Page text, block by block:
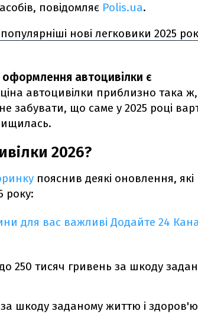
повідомляє Polis.ua.
нові легковики 2025
автоцивілки є
автоцивілки приблизно така ж,
забувати, що саме у 2025 році
2026?
пояснив деякі оновлення, які
року:
для вас важливі Додайте 24
250 тисяч гривень за шкоду
шкоду заданому життю і здоров'ю